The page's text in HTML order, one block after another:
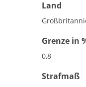
Land
Grenze in
0,8
Strafmaß